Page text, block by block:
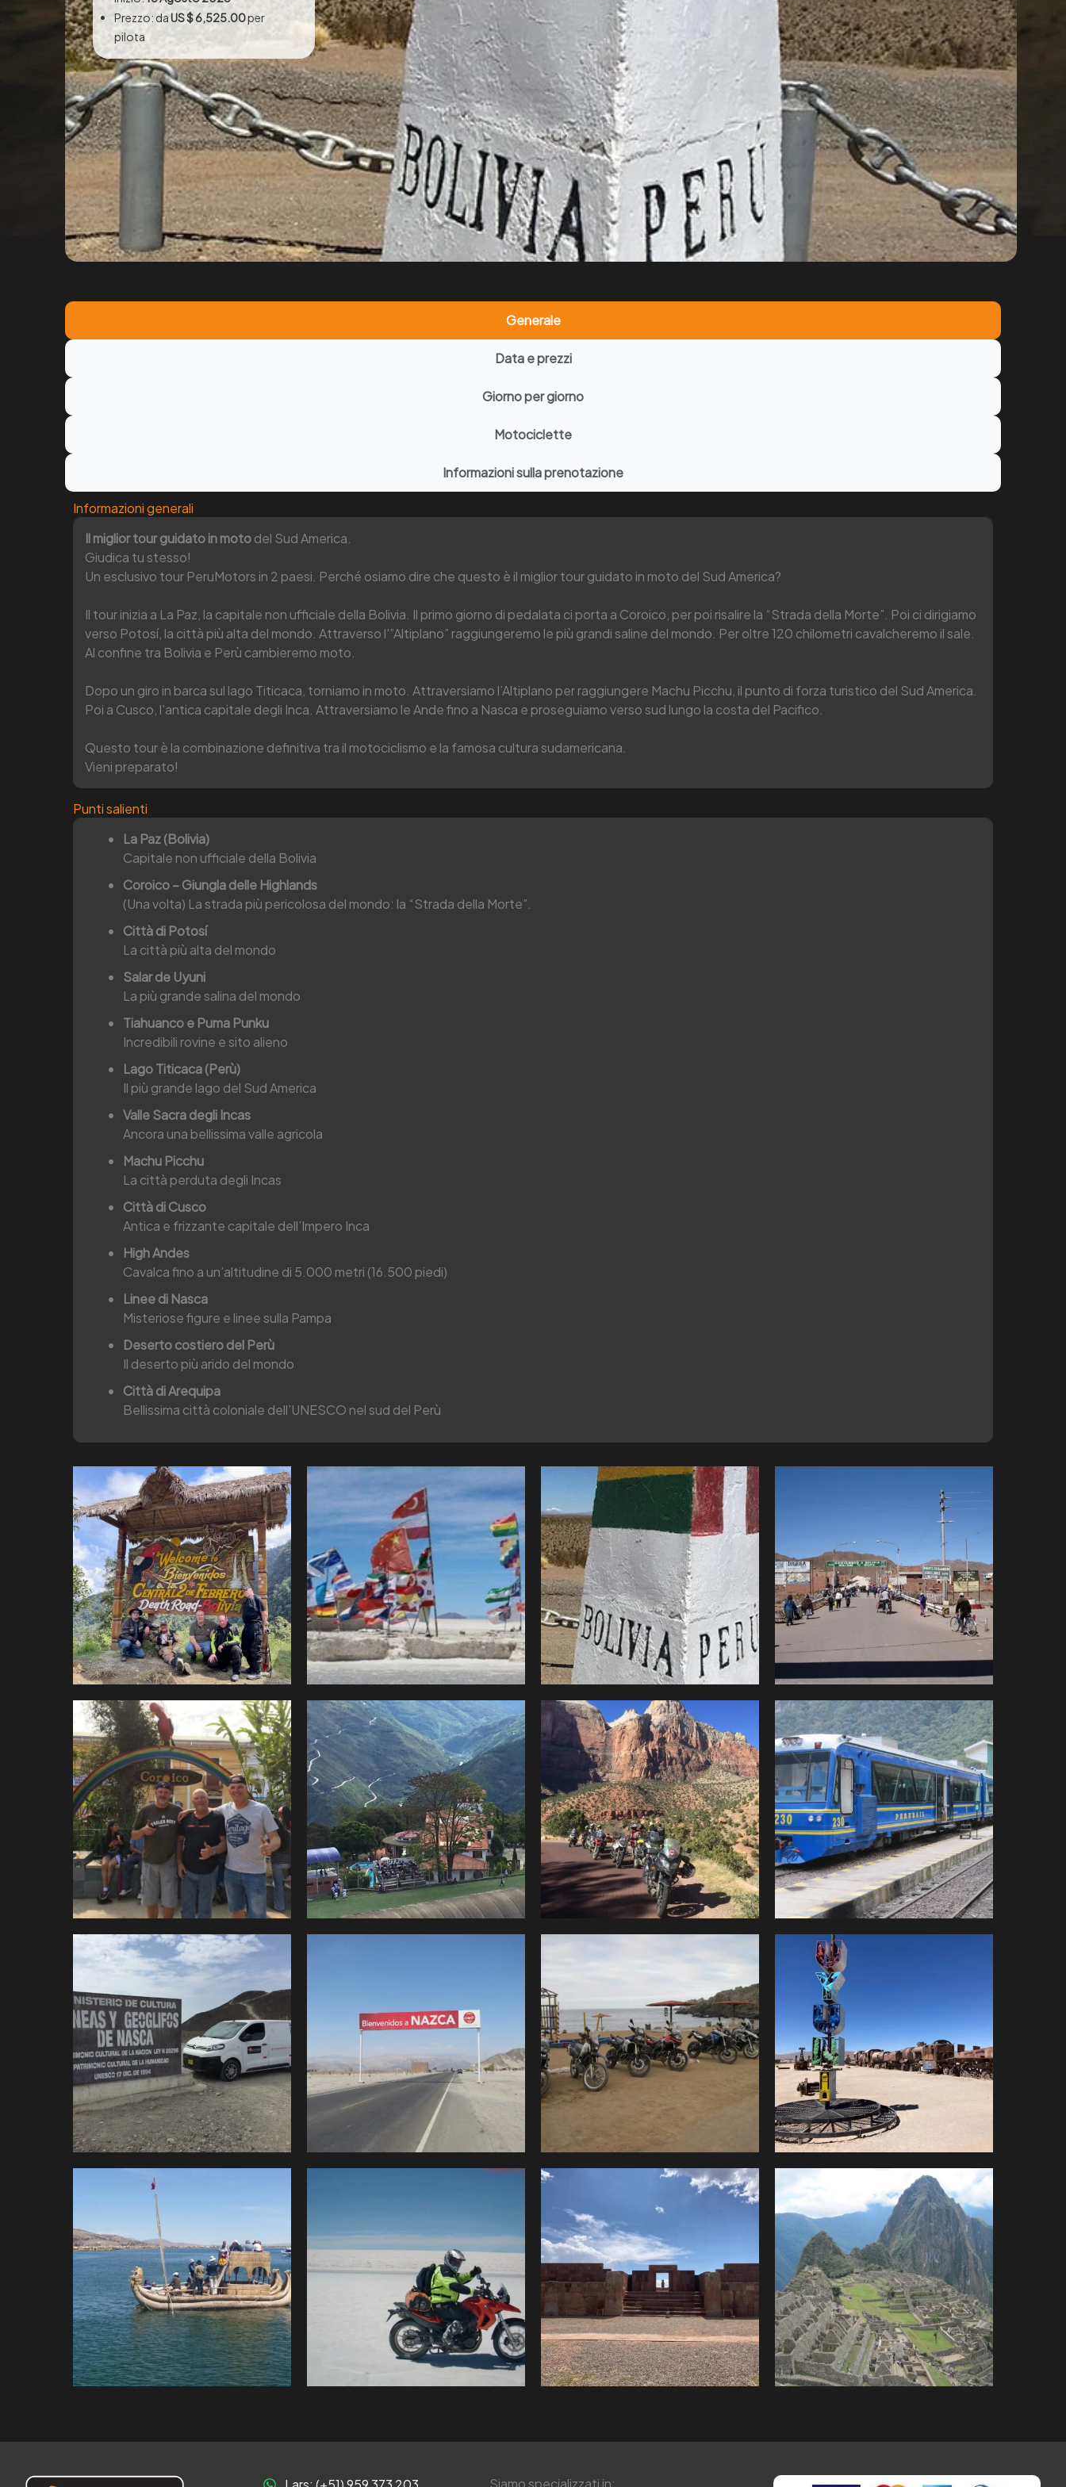
Prezzo: daUS $ 6,525.00per
pilota
Generale
Data e prezzi
Giorno per giorno
Motociclette
Informazioni sulla prenotazione
Informazioni generali
Il miglior tour guidato in motodel Sud America.
Giudica tu stesso!
Un esclusivo tour PeruMotors in 2 paesi. Perché osiamo dire che questo è il miglior tour guidato in moto del Sud America?
Il tour inizia a La Paz, la capitale non ufficiale della Bolivia. Il primo giorno di pedalata ci porta a Coroico, per poi risalire la “Strada della Morte”. Poi ci dirigiamo
verso Potosí, la città più alta del mondo. Attraverso l'”Altiplano” raggiungeremo le più grandi saline del mondo. Per oltre 120 chilometri cavalcheremo il sale.
Al confine tra Bolivia e Perù cambieremo moto.
Dopo un giro in barca sul lago Titicaca, torniamo in moto. Attraversiamo l’Altiplano per raggiungere Machu Picchu, il punto di forza turistico del Sud America.
Poi a Cusco, l’antica capitale degli Inca. Attraversiamo le Ande fino a Nasca e proseguiamo verso sud lungo la costa del Pacifico.
Questo tour è la combinazione definitiva tra il motociclismo e la famosa cultura sudamericana.
Vieni preparato!
Punti salienti
La Paz (Bolivia)
Capitale non ufficiale della Bolivia
Coroico – Giungla delle Highlands
(Una volta) La strada più pericolosa del mondo: la “Strada della Morte”.
Città di Potosí
La città più alta del mondo
Salar de Uyuni
La più grande salina del mondo
Tiahuanco e Puma Punku
Incredibili rovine e sito alieno
Lago Titicaca (Perù)
Il più grande lago del Sud America
Valle Sacra degli Incas
Ancora una bellissima valle agricola
Machu Picchu
La città perduta degli Incas
Città di Cusco
Antica e frizzante capitale dell’Impero Inca
High Andes
Cavalca fino a un’altitudine di 5.000 metri (16.500 piedi)
Linee di Nasca
Misteriose figure e linee sulla Pampa
Deserto costiero del Perù
Il deserto più arido del mondo
Città di Arequipa
Bellissima città coloniale dell’UNESCO nel sud del Perù
Siamo specializzati in: